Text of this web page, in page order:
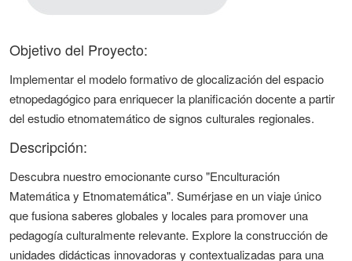
Objetivo del Proyecto:
Implementar el modelo formativo de glocalización del espacio
etnopedagógico para enriquecer la planificación docente a partir
del estudio etnomatemático de signos culturales regionales.
Descripción:
Descubra nuestro emocionante curso "Enculturación
Matemática y Etnomatemática". Sumérjase en un viaje único
que fusiona saberes globales y locales para promover una
pedagogía culturalmente relevante. Explore la construcción de
unidades didácticas innovadoras y contextualizadas para una